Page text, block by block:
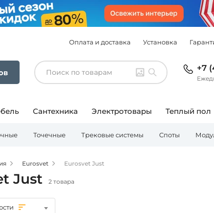
Оплата и доставка Установка
+7
Сантехника Электротовары Теплый пол
Точечные Трековые системы Споты
Eurosvet Eurosvet Just
Just 2 товара